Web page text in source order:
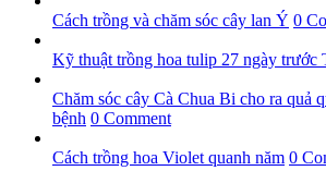
Cách trồng và chăm sóc cây lan Ý 0
Kỹ thuật trồng hoa tulip 27 ngày trước
Chăm sóc cây Cà Chua Bi cho ra quả
bệnh 0 Comment
Cách trồng hoa Violet quanh năm 0